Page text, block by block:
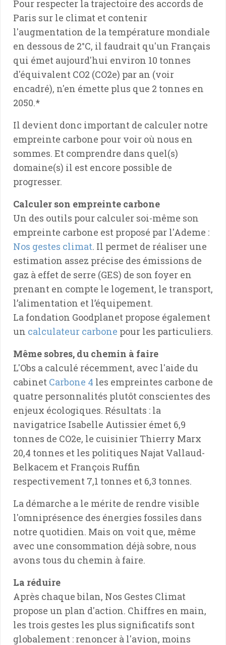
Pour respecter la trajectoire des accords de
Paris sur le climat et contenir
l'augmentation de la température mondiale
en dessous de 2°C, il faudrait qu'un Français
qui émet aujourd'hui environ 10 tonnes
d'équivalent CO2 (CO2e) par an (voir
encadré), n'en émette plus que 2 tonnes en
2050.*
Il devient donc important de calculer notre
empreinte carbone pour voir où nous en
sommes. Et comprendre dans quel(s)
domaine(s) il est encore possible de
progresser.
Calculer son empreinte carbone
Un des outils pour calculer soi-même son
empreinte carbone est proposé par l'Ademe :
Nos gestes climat. Il permet de réaliser une
estimation assez précise des émissions de
gaz à effet de serre (GES) de son foyer en
prenant en compte le logement, le transport,
l’alimentation et l’équipement.
La fondation Goodplanet propose également
un calculateur carbone pour les particuliers.
Même sobres, du chemin à faire
L'Obs a calculé récemment, avec l'aide du
cabinet Carbone 4 les empreintes carbone de
quatre personnalités plutôt conscientes des
enjeux écologiques. Résultats : la
navigatrice Isabelle Autissier émet 6,9
tonnes de CO2e, le cuisinier Thierry Marx
20,4 tonnes et les politiques Najat Vallaud-
Belkacem et François Ruffin
respectivement 7,1 tonnes et 6,3 tonnes.
La démarche a le mérite de rendre visible
l'omniprésence des énergies fossiles dans
notre quotidien. Mais on voit que, même
avec une consommation déjà sobre, nous
avons tous du chemin à faire.
La réduire
Après chaque bilan, Nos Gestes Climat
propose un plan d'action. Chiffres en main,
les trois gestes les plus significatifs sont
globalement : renoncer à l'avion, moins